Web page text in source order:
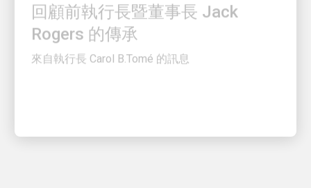
Rogers 的傳承
來自執行長 Carol B.Tomé 的訊息